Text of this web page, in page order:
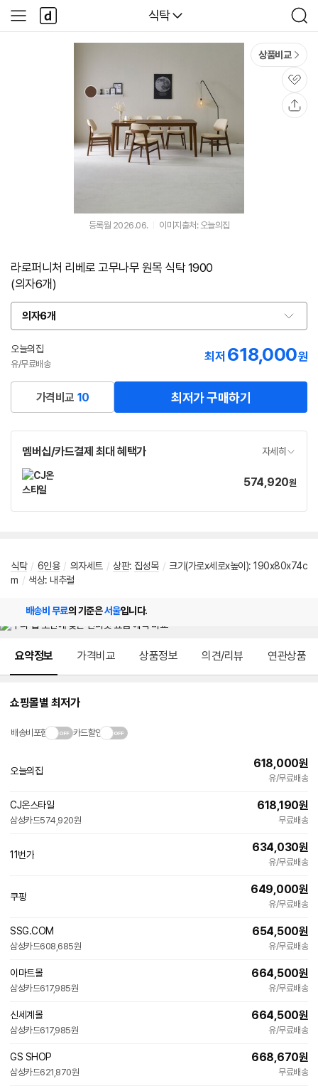
다나와
식탁
검
색
사
이
다
나
와
상품비교
관
심
등록월 2026.06. 이미지출처: 오늘의집
라로퍼니처 리베로 고무나무 원목 식탁 1900
(의자6개)
의자6개
옵
션
선
택
오늘의집
유/무료배송
최저 618,000원
가격비교 10 최저가 구매하기
멤버십/카드결제 최대 혜택가 자세히
가
574,920원
식탁 / 6인용 / 의자세트 / 상판: 집성목 / 크기(가로x세로x높이): 190x80x74c
m / 색상: 내추럴
배송비 무료의 기준은서울입니다.
요약정보 가격비교 상품정보 의견/리뷰 연관상품
쇼핑몰별 최저가
배송비포함 카드할인
오늘의집
618,000원
유/무료배송
CJ온스타일
삼성카드574,920원
618,190원
무료배송
11번가
634,030원
유/무료배송
쿠팡
649,000원
유/무료배송
SSG.COM
삼성카드608,685원
654,500원
유/무료배송
이마트몰
삼성카드617,985원
664,500원
유/무료배송
신세계몰
삼성카드617,985원
664,500원
유/무료배송
GS SHOP
삼성카드621,870원
668,670원
무료배송